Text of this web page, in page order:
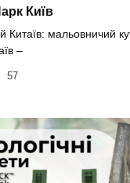
Київ
Китаїв: мальовничий
–
57